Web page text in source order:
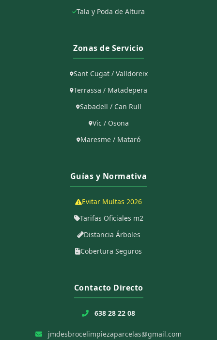
Tala y Poda de Altura
Zonas de Servicio
Sant Cugat / Valldoreix
Terrassa / Matadepera
Sabadell / Can Rull
Vic / Osona
Maresme / Mataró
Guías y Normativa
Evitar Multas 2026
Tarifas Oficiales m2
Distancia Árboles
Cobertura Seguros
Contacto Directo
638 28 22 08
jmdesbrocelimpiezaparcelas@gmail.com